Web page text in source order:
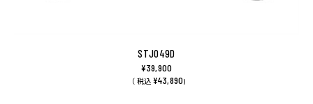
STJ049D
¥39,900
（ 税込 ¥43,890)